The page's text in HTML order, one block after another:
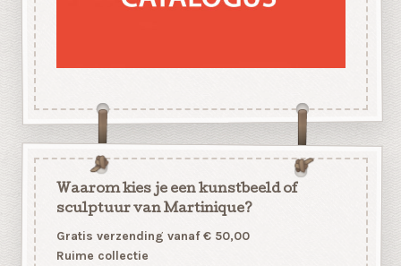
Waarom kies je een kunstbeeld of
sculptuur van Martinique?
Gratis verzending vanaf € 50,00
Ruime collectie